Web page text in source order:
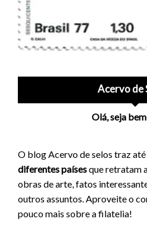
Acervo de
Olá, seja
O blog Acervo de selos traz
diferentes paísesque retratam
obras de arte, fatos
outros assuntos. Aproveite o
pouco mais sobre a filatelia!